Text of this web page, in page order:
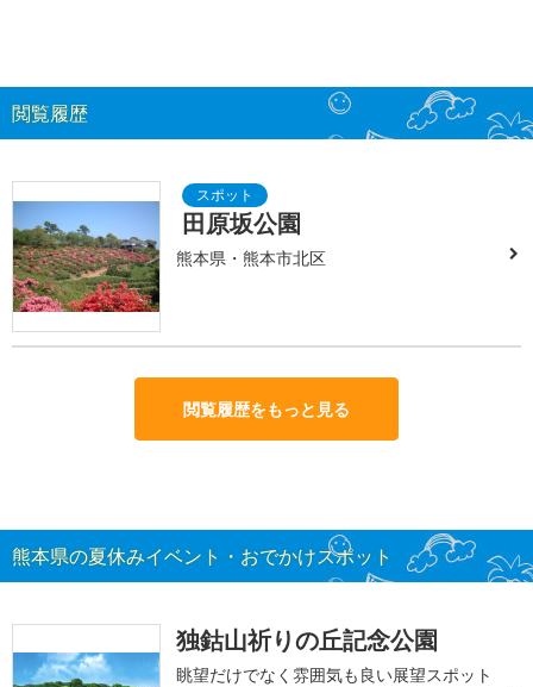
閲覧履歴
田原坂公園
熊本県・熊本市北区
閲覧履歴をもっと見る
熊本県の夏休みイベント・おでかけスポット
独鈷山祈りの丘記念公園
眺望だけでなく雰囲気も良い展望スポット